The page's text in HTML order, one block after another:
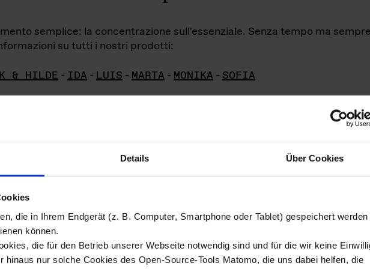
Details Über Cookies
die in Ihrem Endgerät (z. B. Computer, Smartphone oder Tablet) gespeichert werden
können.
die für den Betrieb unserer Webseite notwendig sind und für die wir keine
hinaus nur solche Cookies des Open-Source-Tools Matomo, die uns dabei helfen, die
semplice: la concentrazione sull'essenziale. Senza tempo ma
su tutti i nostri prodotti:
& HILDE - IDA - LUIS - MARTA - MONIKA - SOFIA
di
materiale fotografico sono detenuti daDas ganze LebenGmbH e